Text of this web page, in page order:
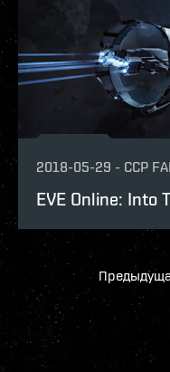
2018-05-29 - CCP
EVE Online: Into